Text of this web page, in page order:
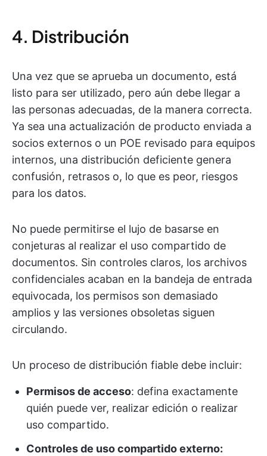
4. Distribución
Una vez que se aprueba un documento, está
listo para ser utilizado, pero aún debe llegar a
las personas adecuadas, de la manera correcta.
Ya sea una actualización de producto enviada a
socios externos o un POE revisado para equipos
internos, una distribución deficiente genera
confusión, retrasos o, lo que es peor, riesgos
para los datos.
No puede permitirse el lujo de basarse en
conjeturas al realizar el uso compartido de
documentos. Sin controles claros, los archivos
confidenciales acaban en la bandeja de entrada
equivocada, los permisos son demasiado
amplios y las versiones obsoletas siguen
circulando.
Un proceso de distribución fiable debe incluir:
Permisos de acceso: defina exactamente
quién puede ver, realizar edición o realizar
uso compartido.
Controles de uso compartido externo: